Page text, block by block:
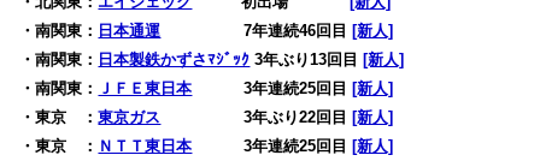
・南関東： 日本通運 7年連続46回目[新人]
・南関東： 日本製鉄かずさﾏｼﾞｯｸ 3年ぶり13回目[新人]
・南関東： ＪＦＥ東日本 3年連続25回目[新人]
・東京 ：東京ガス 3年ぶり22回目[新人]
・東京 ： ＮＴＴ東日本 3年連続25回目[新人]